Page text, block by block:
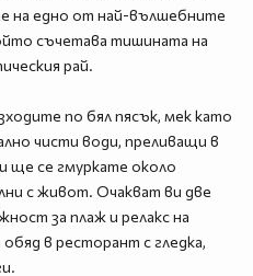
на едно от най-вълшебните
съчетава тишината на
рай.
по бял пясък, мек като
чисти води, преливащи в
ще се гмуркате около
с живот. Очакват ви две
за плаж и релакс на
в ресторант с гледка,